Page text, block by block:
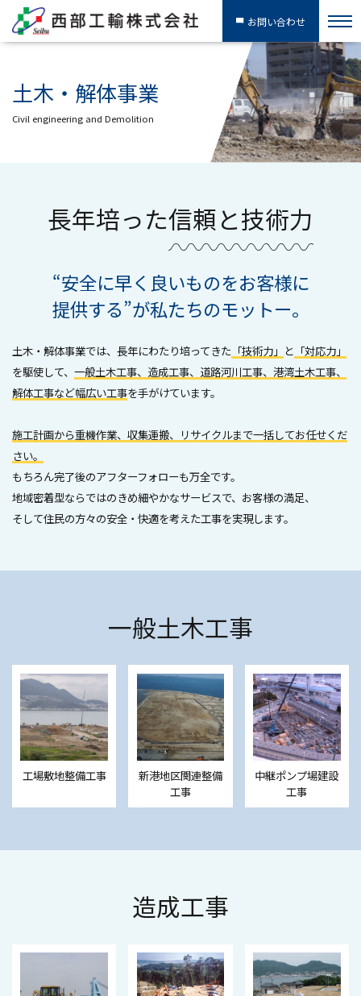
お問い合わせ
土木・解体事業
Civil engineering and Demolition
長年培った信頼と技術力
“安全に早く良いものをお客様に
提供する”が私たちのモットー。
土木・解体事業では、長年にわたり培ってきた「技術力」 と 「対応力」
を駆使して、 一般土木工事、造成工事、道路河川工事、港湾土木工事、
解体工事など幅広い工事を手がけています。
施工計画から重機作業、収集運搬、リサイクルまで一括してお任せくだ
さい。
もちろん完了後のアフターフォローも万全です。
地域密着型ならではのきめ細やかなサービスで、お客様の満足、
そして住民の方々の安全・快適を考えた工事を実現します。
一般土木工事
工場敷地整備工事
新港地区関連整備
工事
中継ポンプ場建設
工事
造成工事